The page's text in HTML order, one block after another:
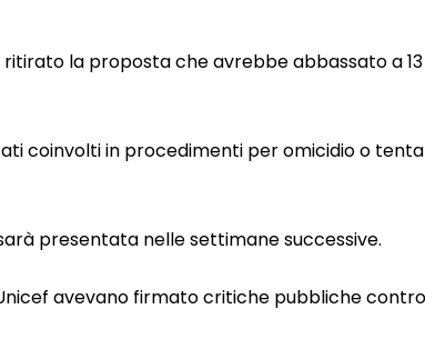
ritirato la proposta che avrebbe abbassato a
coinvolti in procedimenti per omicidio o
presentata nelle settimane successive.
avevano firmato critiche pubbliche